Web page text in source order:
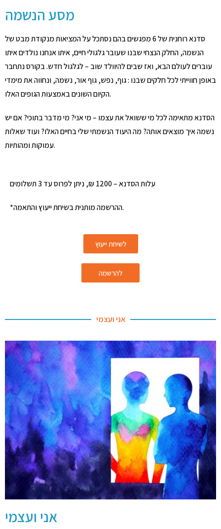
מסע הנשמה
סדנא רוחנית של 6 מפגשים בהם נסתכל על המציאות מנקודת מבט של
הנשמה, החלק הנצחי שבנו שעובר גלגולי חיים, איתו אנחנו נולדים איתו
עוברים לעולם הבא, ואז שבים להיוולד שוב – לגלגול חדש. בקורס נתחבר
באופן חווייתי לכל חלקים שבנו : גוף, נפש, גוף אור, נשמה, ונחווה את מימדי
הקיום השונים באמצעות הגופים האלו.
הסדנא מתאימה לכל מי ששואל את עצמו – מי אני? מי מדבר בתוכי? אם יש
נשמה איך מוצאים אותה? מה היעוד הנשמתי שלי בחיים האלו? ועוד שאלות
עמוקות ומהותיות.
עלות הסדנא – 1200 ₪, ניתן לפרוס עד 3 תשלומים
*ההרשמה מותנית בשיחת ייעוץ והתאמה.
לשיחת ייעוץ
להרשמה
אני ועצמי
אני ועצמי